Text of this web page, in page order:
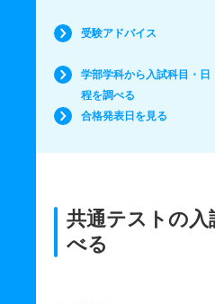
受験アドバイス
学部学科から入試科目・日
程を調べる
合格発表日を見る
共通テストの入
べる